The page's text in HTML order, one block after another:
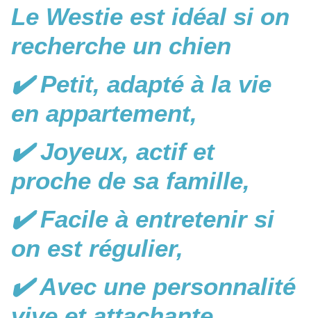
Le Westie est idéal si on
recherche un chien
✔️ Petit, adapté à la vie
en appartement,
✔️ Joyeux, actif et
proche de sa famille,
✔️ Facile à entretenir si
on est régulier,
✔️ Avec une personnalité